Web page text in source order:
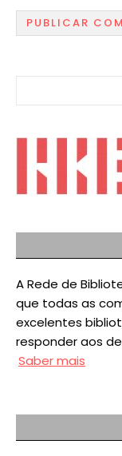
A Rede de
que todas as
excelentes
responder aos
Saber mais